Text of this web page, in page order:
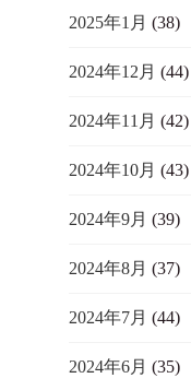
2025年1月 (38)
2024年12月 (44)
2024年11月 (42)
2024年10月 (43)
2024年9月 (39)
2024年8月 (37)
2024年7月 (44)
2024年6月 (35)